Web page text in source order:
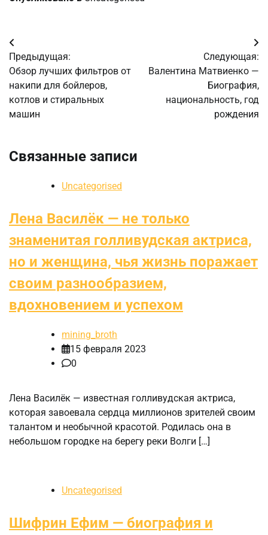
Навигация
по
записям
Предыдущая:
Обзор лучших фильтров от
накипи для бойлеров,
котлов и стиральных
машин
Следующая:
Валентина Матвиенко —
Биография,
национальность, год
рождения
Связанные записи
Uncategorised
Лена Василёк — не только
знаменитая голливудская актриса,
но и женщина, чья жизнь поражает
своим разнообразием,
вдохновением и успехом
mining_broth
15 февраля 2023
0
Лена Василёк — известная голливудская актриса,
которая завоевала сердца миллионов зрителей своим
талантом и необычной красотой. Родилась она в
небольшом городке на берегу реки Волги […]
Uncategorised
Шифрин Ефим — биография и